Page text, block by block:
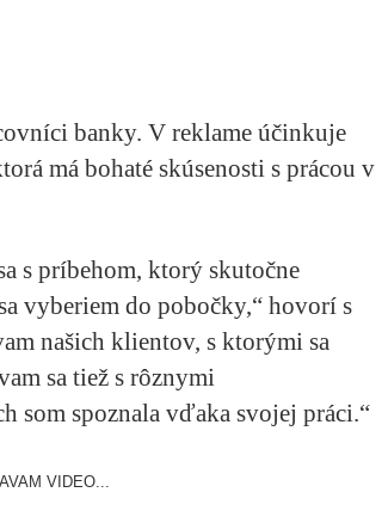
banky. V reklame účinkuje
má bohaté skúsenosti s prácou v
s príbehom, ktorý skutočne
vyberiem do pobočky,“ hovorí s
našich klientov, s ktorými sa
sa tiež s rôznymi
som spoznala vďaka svojej práci.“
VIDEO...